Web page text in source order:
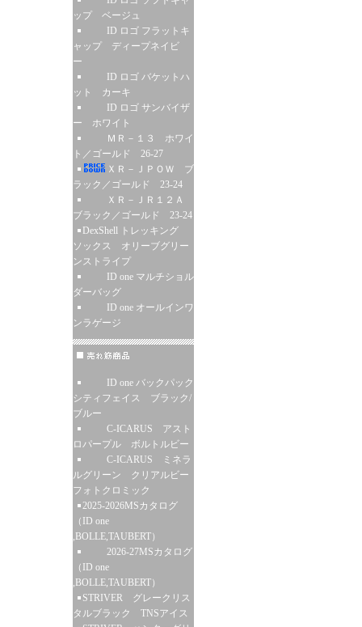
ップ ベージュ
ID ロゴ フラットキ
ャップ ディープネイビ
ー
ID ロゴ バケットハ
ット カーキ
ID ロゴ サンバイザ
ー ホワイト
ＭＲ－１３ ホワイ
ト／ゴールド 26-27
ＸＲ－ＪＰＯＷ ブ
ラック／ゴールド 23-24
ＸＲ－ＪＲ１２Ａ
ブラック／ゴールド 23-24
DexShell トレッキング
ソックス オリーブグリー
ンストライプ
ID one マルチショル
ダーバッグ
ID one オールインワ
ンラゲージ
ID one バックパック
シティフェイス ブラック/
ブルー
C-ICARUS アスト
ロパープル ボルトルビー
C-ICARUS ミネラ
ルグリーン クリアルビー
フォトクロミック
2025-2026MSカタログ
（ID one
,BOLLE,TAUBERT）
2026-27MSカタログ
（ID one
,BOLLE,TAUBERT）
STRIVER グレークリス
タルブラック TNSアイス